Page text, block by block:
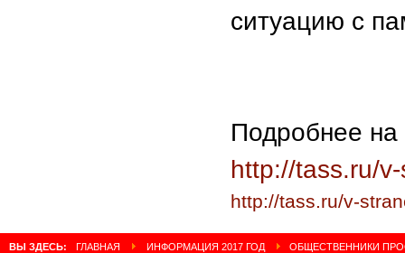
ситуацию с
Подробнее
http://tass.ru/
http://tass.ru/v-
ВЫ ЗДЕСЬ: ГЛАВНАЯ ИНФОРМАЦИЯ 2017 ГОД ОБЩЕСТВЕННИКИ